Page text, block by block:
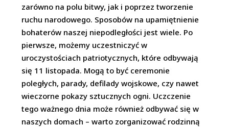
zarówno na polu bitwy, jak i poprzez tworzenie
ruchu narodowego. Sposobów na upamiętnienie
bohaterów naszej niepodległości jest wiele. Po
pierwsze, możemy uczestniczyć w
uroczystościach patriotycznych, które odbywają
się 11 listopada. Mogą to być ceremonie
poległych, parady, defilady wojskowe, czy nawet
wieczorne pokazy sztucznych ogni. Uczczenie
tego ważnego dnia może również odbywać się w
naszych domach – warto zorganizować rodzinną